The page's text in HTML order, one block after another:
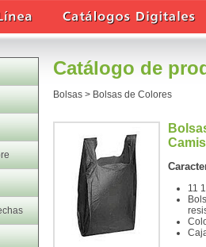
Catálogo de
Bolsas > Bolsas de Colores
11